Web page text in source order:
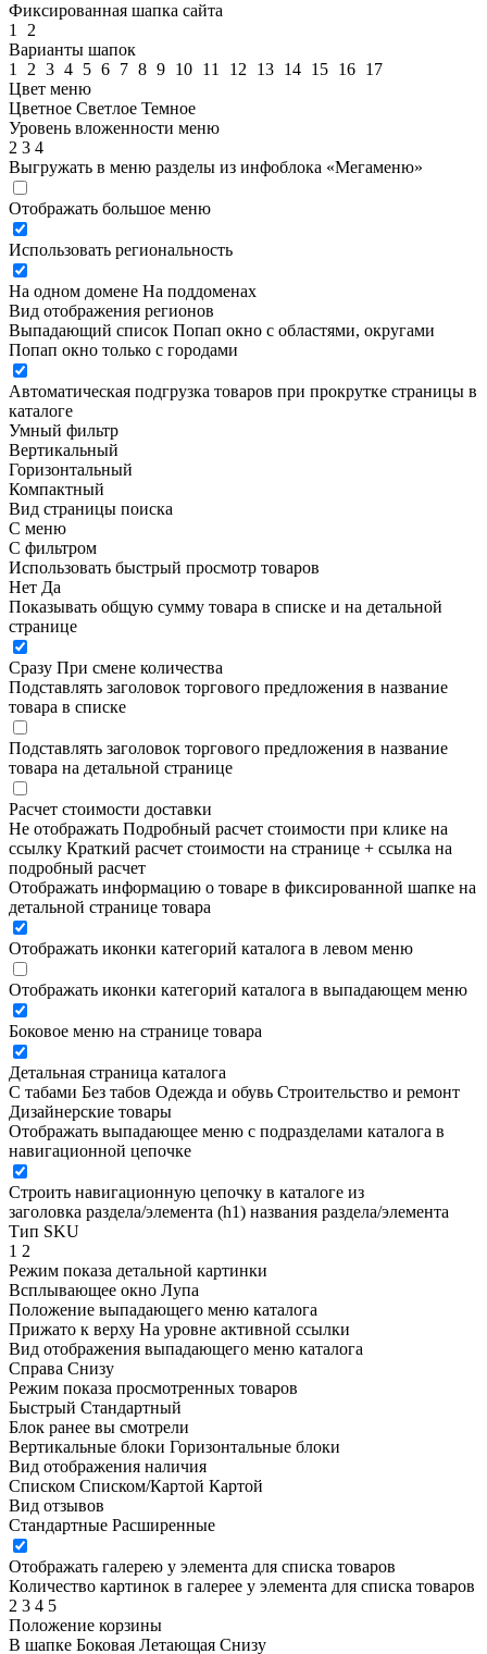
Фиксированная шапка сайта
1
2
Варианты шапок
1
2 3 4 5 6 7 8 9 10 11 12 13 14 15 16 17
Цвет меню
Цветное Светлое Темное
Уровень вложенности меню
2 3 4
Выгружать в меню разделы из инфоблока «Мегаменю»
Отображать большое меню
Использовать региональность
На одном домене На поддоменах
Вид отображения регионов
Выпадающий список Попап окно c областями, округами
Попап окно только с городами
Автоматическая подгрузка товаров при прокрутке страницы в
каталоге
Умный фильтр
Вертикальный
Горизонтальный
Компактный
Вид страницы поиска
С меню
С фильтром
Использовать быстрый просмотр товаров
Нет Да
Показывать общую сумму товара в списке и на детальной
странице
Сразу При смене количества
Подставлять заголовок торгового предложения в название
товара в списке
Подставлять заголовок торгового предложения в название
товара на детальной странице
Расчет стоимости доставки
Не отображать Подробный расчет стоимости при клике на
ссылку Краткий расчет стоимости на странице + ссылка на
подробный расчет
Отображать информацию о товаре в фиксированной шапке на
детальной странице товара
Отображать иконки категорий каталога в левом меню
Отображать иконки категорий каталога в выпадающем меню
Боковое меню на странице товара
Детальная страница каталога
С табами Без табов Одежда и обувь Строительство и ремонт
Дизайнерские товары
Отображать выпадающее меню с подразделами каталога в
навигационной цепочке
Строить навигационную цепочку в каталоге из
заголовка раздела/элемента (h1) названия раздела/элемента
Тип SKU
1 2
Режим показа детальной картинки
Всплывающее окно Лупа
Положение выпадающего меню каталога
Прижато к верху На уровне активной ссылки
Вид отображения выпадающего меню каталога
Справа Снизу
Режим показа просмотренных товаров
Быстрый Стандартный
Блок ранее вы смотрели
Вертикальные блоки Горизонтальные блоки
Вид отображения наличия
Списком Списком/Картой Картой
Вид отзывов
Стандартные Расширенные
Отображать галерею у элемента для списка товаров
Количество картинок в галерее у элемента для списка товаров
2 3 4 5
Положение корзины
В шапке Боковая Летающая Снизу